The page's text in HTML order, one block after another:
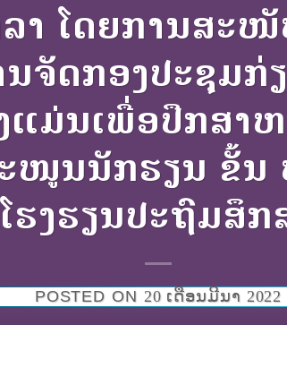
າ ໂດຍການສະ
ນຈັດກອງປະຊຸມ
ແມ່ນເພື່ອປຶກສ
ນນັກຮຽນ ຂັ້ນ
ງຮຽນປະຖົມສຶກ
POSTED ON 20 ເດືອນມີນາ 2022